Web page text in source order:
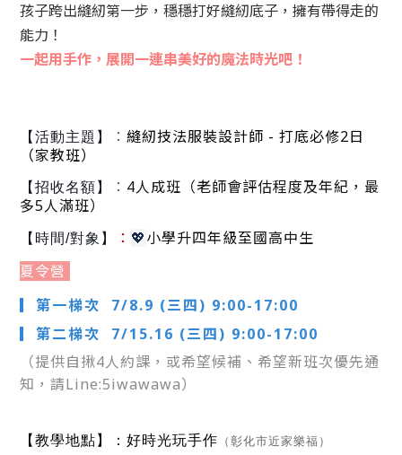
孩子跨出縫紉第一步，穩穩打好縫紉底子， 擁有帶得走的
能力 ！
一起用手作，展開一連串美好的魔法時光吧！
【活動主題】 ： 縫紉技法服裝設計師 - 打底必修2日
（家教班）
【招收名額】 ： 4人成班（老師會評估程度及年紀，最
多5人滿班）
【時間/對象】 ： 💖 小學升四年級至國高中生
夏令營
▎第一梯次 7/8.9 (三四) 9:00-17:00
第二梯次 7/15.16 (三四) 9:00-17:00
（提供自揪4人約課，或希望候補、希望新班次優先通
知，請Line:5iwawawa）
【教學地點】 ：好時光玩手作 （彰化市近家樂福）